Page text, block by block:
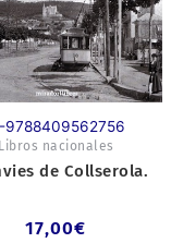
9788409562756
Libros nacionales
de Collserola.
17,00€